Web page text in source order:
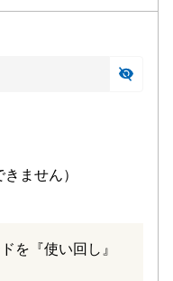
ません）
を『使い回し』